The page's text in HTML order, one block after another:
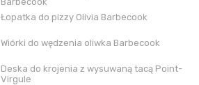
Łopatka do pizzy Olivia Barbecook
Wiórki do wędzenia oliwka Barbecook
Deska do krojenia z wysuwaną tacą Point-
Virgule